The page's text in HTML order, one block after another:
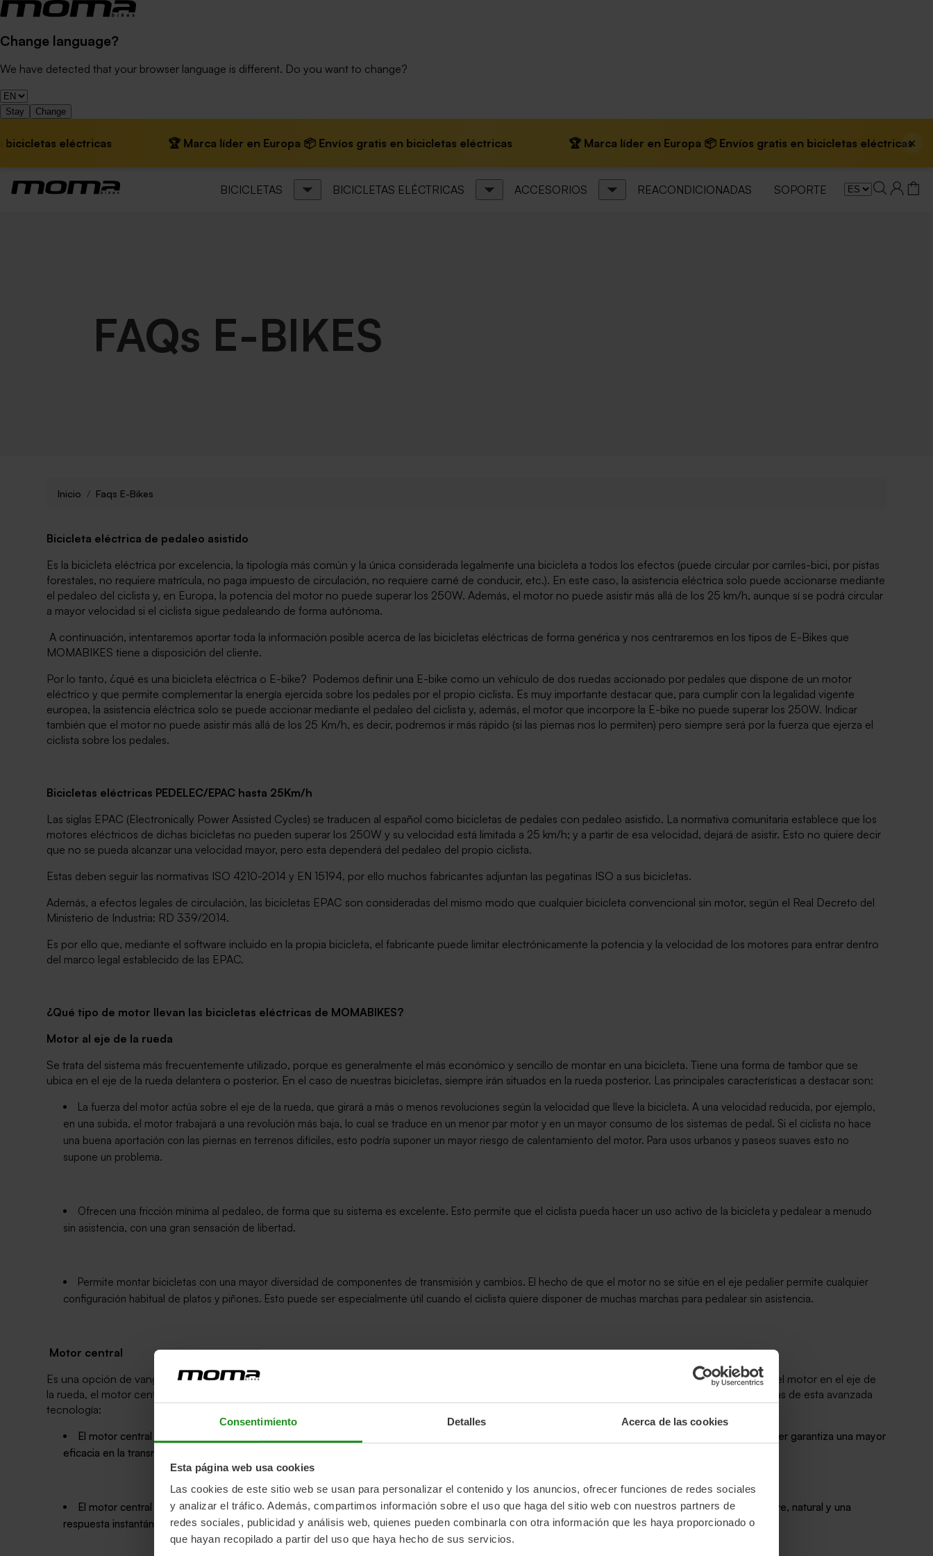
Consentimiento Detalles Acerca de las cookies
Esta página web usa cookies
Las cookies de este sitio web se usan para personalizar el contenido y los anuncios, ofrecer funciones de redes sociales
y analizar el tráfico. Además, compartimos información sobre el uso que haga del sitio web con nuestros partners de
redes sociales, publicidad y análisis web, quienes pueden combinarla con otra información que les haya proporcionado o
que hayan recopilado a partir del uso que haya hecho de sus servicios.
Change language?
We have detected that your browser language is different. Do you want to change?
Stay Change
eléctricas 🏆 Marca líder en Europa 📦 Envíos gratis en bicicletas eléctricas 🏆 Marca líder en Europa 📦 Envíos gratis en bicicletas eléctricas ×
BICICLETAS BICICLETAS ELÉCTRICAS ACCESORIOS REACONDICIONADAS SOPORTE
FAQs E-BIKES
Inicio Faqs E-Bikes
Bicicleta eléctrica de pedaleo asistido
Es la bicicleta eléctrica por excelencia, la tipología más común y la única considerada legalmente una bicicleta a todos los efectos (puede circular por carriles-bici, por pistas
forestales, no requiere matrícula, no paga impuesto de circulación, no requiere carné de conducir, etc.). En este caso, la asistencia eléctrica solo puede accionarse mediante
el pedaleo del ciclista y, en Europa, la potencia del motor no puede superar los 250W. Además, el motor no puede asistir más allá de los 25 km/h, aunque sí se podrá circular
a mayor velocidad si el ciclista sigue pedaleando de forma autónoma.
A continuación, intentaremos aportar toda la información posible acerca de las bicicletas eléctricas de forma genérica y nos centraremos en los tipos de E-Bikes que
MOMABIKES tiene a disposición del cliente.
Por lo tanto, ¿qué es una bicicleta eléctrica o E-bike? Podemos definir una E-bike como un vehículo de dos ruedas accionado por pedales que dispone de un motor
eléctrico y que permite complementar la energía ejercida sobre los pedales por el propio ciclista. Es muy importante destacar que, para cumplir con la legalidad vigente
europea, la asistencia eléctrica solo se puede accionar mediante el pedaleo del ciclista y, además, el motor que incorpore la E-bike no puede superar los 250W. Indicar
también que el motor no puede asistir más allá de los 25 Km/h, es decir, podremos ir más rápido (si las piernas nos lo permiten) pero siempre será por la fuerza que ejerza el
ciclista sobre los pedales.
Bicicletas eléctricas PEDELEC/EPAC hasta 25Km/h
Las siglas EPAC (Electronically Power Assisted Cycles) se traducen al español como bicicletas de pedales con pedaleo asistido. La normativa comunitaria establece que los
motores eléctricos de dichas bicicletas no pueden superar los 250W y su velocidad está limitada a 25 km/h; y a partir de esa velocidad, dejará de asistir. Esto no quiere decir
que no se pueda alcanzar una velocidad mayor, pero esta dependerá del pedaleo del propio ciclista.
Estas deben seguir las normativas ISO 4210-2014 y EN 15194, por ello muchos fabricantes adjuntan las pegatinas ISO a sus bicicletas.
Además, a efectos legales de circulación, las bicicletas EPAC son consideradas del mismo modo que cualquier bicicleta convencional sin motor, según el Real Decreto del
Ministerio de Industria: RD 339/2014.
Es por ello que, mediante el software incluido en la propia bicicleta, el fabricante puede limitar electrónicamente la potencia y la velocidad de los motores para entrar dentro
del marco legal establecido de las EPAC.
¿Qué tipo de motor llevan las bicicletas eléctricas de MOMABIKES?
Motor al eje de la rueda
Se trata del sistema más frecuentemente utilizado, porque es generalmente el más económico y sencillo de montar en una bicicleta. Tiene una forma de tambor que se
ubica en el eje de la rueda delantera o posterior. En el caso de nuestras bicicletas, siempre irán situados en la rueda posterior. Las principales características a destacar son:
La fuerza del motor actúa sobre el eje de la rueda, que girará a más o menos revoluciones según la velocidad que lleve la bicicleta. A una velocidad reducida, por ejemplo,
en una subida, el motor trabajará a una revolución más baja, lo cual se traduce en un menor par motor y en un mayor consumo de los sistemas de pedal. Si el ciclista no hace
una buena aportación con las piernas en terrenos difíciles, esto podría suponer un mayor riesgo de calentamiento del motor. Para usos urbanos y paseos suaves esto no
supone un problema.
Ofrecen una fricción mínima al pedaleo, de forma que su sistema es excelente. Esto permite que el ciclista pueda hacer un uso activo de la bicicleta y pedalear a menudo
sin asistencia, con una gran sensación de libertad.
Permite montar bicicletas con una mayor diversidad de componentes de transmisión y cambios. El hecho de que el motor no se sitúe en el eje pedalier permite cualquier
configuración habitual de platos y piñones. Esto puede ser especialmente útil cuando el ciclista quiere disponer de muchas marchas para pedalear sin asistencia.
Motor central
Es una opción de vanguardia en la tecnología de bicicletas eléctricas, se destaca por su diseño innovador y su rendimiento excepcional. A diferencia del motor en el eje de
la rueda, el motor central se integra en la zona del pedalier, conectado directamente al sistema de transmisión. Te detallamos las características distintivas de esta avanzada
tecnología:
El motor central distribuye la potencia de manera uniforme, proporcionando un impulso más eficiente y potente. Su ubicación estratégica en el pedalier garantiza una mayor
eficacia en la transmisión de energía a la rueda, resultando en un rendimiento excepcional tanto en terrenos planos como en ascensos pronunciados.
El motor central adapta su velocidad de forma inteligente según la necesidad del ciclista. Esto se traduce en una experiencia de conducción más suave, natural y una
respuesta instantánea a las condiciones del terreno, brindando un apoyo eficiente cuando más se necesita.